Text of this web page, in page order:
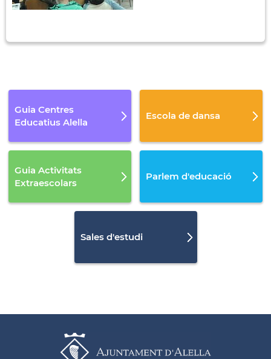
Guia Centres
Educatius Alella
Escola de dansa
Guia Activitats
Extraescolars
Parlem d'educació
Sales d'estudi